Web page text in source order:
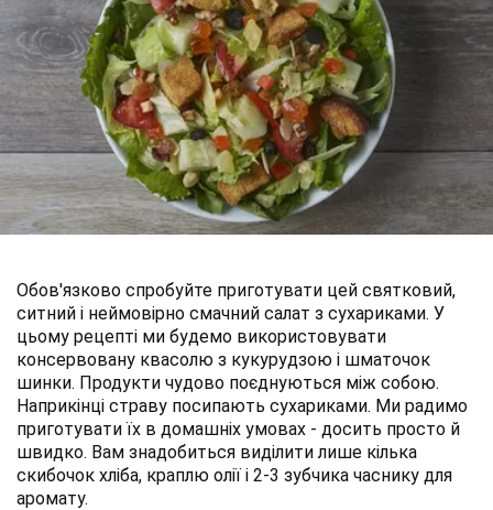
Обов'язково спробуйте приготувати цей святковий,
ситний і неймовірно смачний салат з сухариками. У
цьому рецепті ми будемо використовувати
консервовану квасолю з кукурудзою і шматочок
шинки. Продукти чудово поєднуються між собою.
Наприкінці страву посипають сухариками. Ми радимо
приготувати їх в домашніх умовах - досить просто й
швидко. Вам знадобиться виділити лише кілька
скибочок хліба, краплю олії і 2-3 зубчика часнику для
аромату.